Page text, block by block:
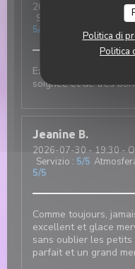
Politica di
Politica
2026-07-31
- 12:00 -
Servizio
Atmosfera
5/5
Excellent et
soignée et de très
Jeanine B
2026-07-30 - 19:30 -
Servizio : 5/5
5/5
Comme toujours,
excellent et glace
sans oublier les
parfait et un grand